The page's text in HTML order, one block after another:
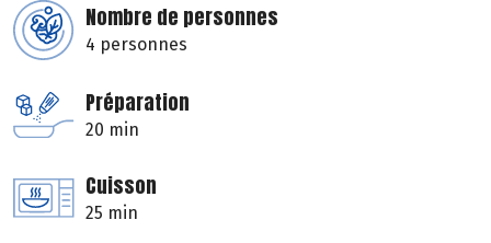
Nombre de personnes
4 personnes
Préparation
20 min
Cuisson
25 min